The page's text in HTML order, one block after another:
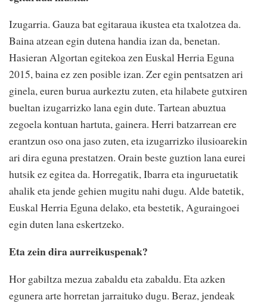
Izugarria. Gauza bat egitaraua ikustea eta txalotzea da.
Baina atzean egin dutena handia izan da, benetan.
Hasieran Algortan egitekoa zen Euskal Herria Eguna
2015, baina ez zen posible izan. Zer egin pentsatzen ari
ginela, euren burua aurkeztu zuten, eta hilabete gutxiren
bueltan izugarrizko lana egin dute. Tartean abuztua
zegoela kontuan hartuta, gainera. Herri batzarrean ere
erantzun oso ona jaso zuten, eta izugarrizko ilusioarekin
ari dira eguna prestatzen. Orain beste guztion lana eurei
hutsik ez egitea da. Horregatik, Ibarra eta inguruetatik
ahalik eta jende gehien mugitu nahi dugu. Alde batetik,
Euskal Herria Eguna delako, eta bestetik, Aguraingoei
egin duten lana eskertzeko.
Eta zein dira aurreikuspenak?
Hor gabiltza mezua zabaldu eta zabaldu. Eta azken
egunera arte horretan jarraituko dugu. Beraz, jendeak